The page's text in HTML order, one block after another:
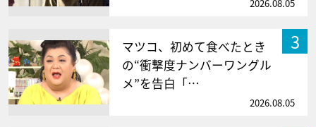
2026.08.05
3
マツコ、初めて食べたとき
の“衝撃度ナンバーワングル
メ”を告白「…
2026.08.05